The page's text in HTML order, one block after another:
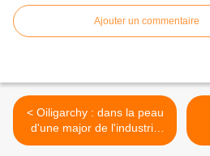
Ajouter un commentaire
< Oiligarchy : dans la peau
d'une major de l'industrie
pétrolière